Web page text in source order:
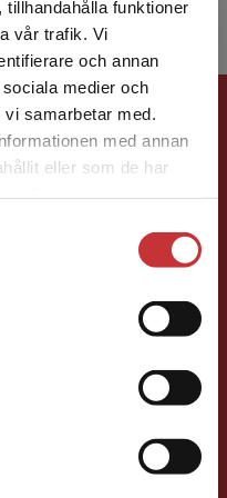
funktioner
vår trafik. Vi
och annan
medier och
samarbetar med.
med annan
eller som de har
utanför Sverige.
Sverige. För